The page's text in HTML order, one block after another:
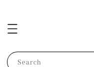
Search